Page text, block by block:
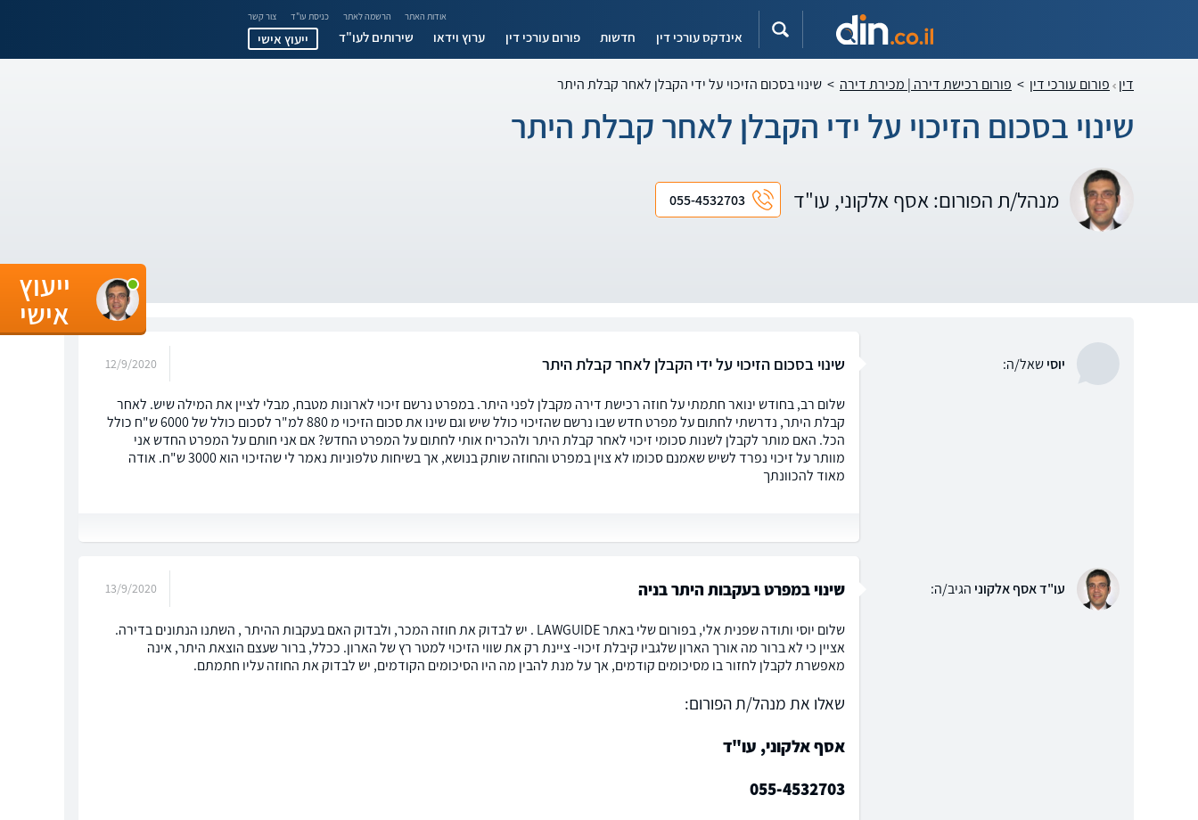
אודות האתר הרשמה לאתר כניסת עו"ד צור קשר
אינדקס עורכי דין חדשות פורום עורכי דין ערוץ וידאו שירותים לעו"ד ייעוץ אישי
דין פורום עורכי דין > פורום רכישת דירה | מכירת דירה > שינוי בסכום הזיכוי על ידי הקבלן לאחר קבלת היתר
שינוי בסכום הזיכוי על ידי הקבלן לאחר קבלת היתר
מנהל/ת הפורום: אסף אלקוני, עו"ד 055-4532703
יוסישאל/ה: שינוי בסכום הזיכוי על ידי הקבלן לאחר קבלת היתר 12/9/2020
שלום רב, בחודש ינואר חתמתי על חוזה רכישת דירה מקבלן לפני היתר. במפרט נרשם זיכוי לארונות מטבח, מבלי לציין את המילה שיש. לאחר
קבלת היתר, נדרשתי לחתום על מפרט חדש שבו נרשם שהזיכוי כולל שיש וגם שינו את סכום הזיכוי מ 880 למ"ר לסכום כולל של 6000 ש"ח כולל
הכל. האם מותר לקבלן לשנות סכומי זיכוי לאחר קבלת היתר ולהכריח אותי לחתום על המפרט החדש? אם אני חותם על המפרט החדש אני
מוותר על זיכוי נפרד לשיש שאמנם סכומו לא צוין במפרט והחוזה שותק בנושא, אך בשיחות טלפוניות נאמר לי שהזיכוי הוא 3000 ש"ח. אודה
מאוד להכוונתך
עו"ד אסף אלקוני הגיב/ה: שינוי במפרט בעקבות היתר בניה 13/9/2020
שלום יוסי ותודה שפנית אלי, בפורום שלי באתר LAWGUIDE . יש לבדוק את חוזה המכר, ולבדוק האם בעקבות ההיתר , השתנו הנתונים בדירה.
אציין כי לא ברור מה אורך הארון שלגביו קיבלת זיכוי- ציינת רק את שווי הזיכוי למטר רץ של הארון. ככלל, ברור שעצם הוצאת היתר, אינה
מאפשרת לקבלן לחזור בו מסיכומים קודמים, אך על מנת להבין מה היו הסיכומים הקודמים, יש לבדוק את החוזה עליו חתמתם.
שאלו את מנהל/ת הפורום:
אסף אלקוני, עו"ד
055-4532703
ייעוץ
אישי